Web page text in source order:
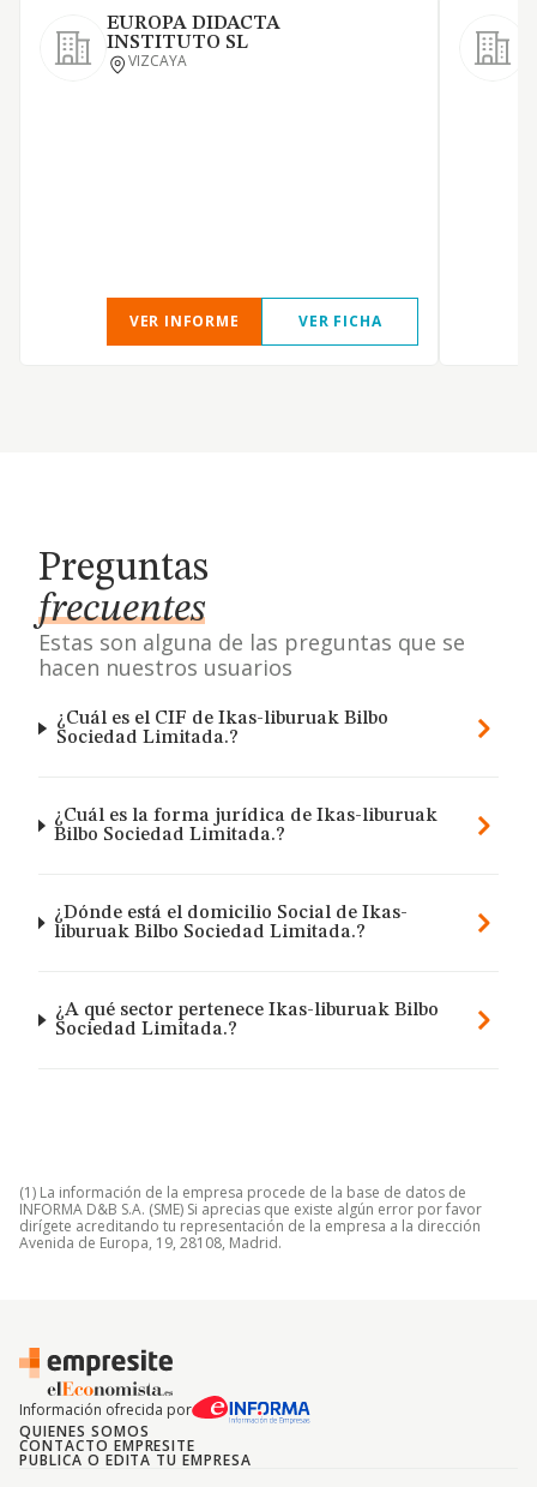
EUROPA DIDACTA
INSTITUTO SL
VIZCAYA
VER INFORME VER FICHA
Preguntas
frecuentes
Estas son alguna de las preguntas que se
hacen nuestros usuarios
¿Cuál es el CIF de Ikas-liburuak Bilbo
Sociedad Limitada.?
¿Cuál es la forma jurídica de Ikas-liburuak
Bilbo Sociedad Limitada.?
¿Dónde está el domicilio Social de Ikas-
liburuak Bilbo Sociedad Limitada.?
¿A qué sector pertenece Ikas-liburuak Bilbo
Sociedad Limitada.?
(1) La información de la empresa procede de la base de datos de
INFORMA D&B S.A. (SME) Si aprecias que existe algún error por favor
dirígete acreditando tu representación de la empresa a la dirección
Avenida de Europa, 19, 28108, Madrid.
Información ofrecida por
QUIENES SOMOS
CONTACTO EMPRESITE
PUBLICA O EDITA TU EMPRESA